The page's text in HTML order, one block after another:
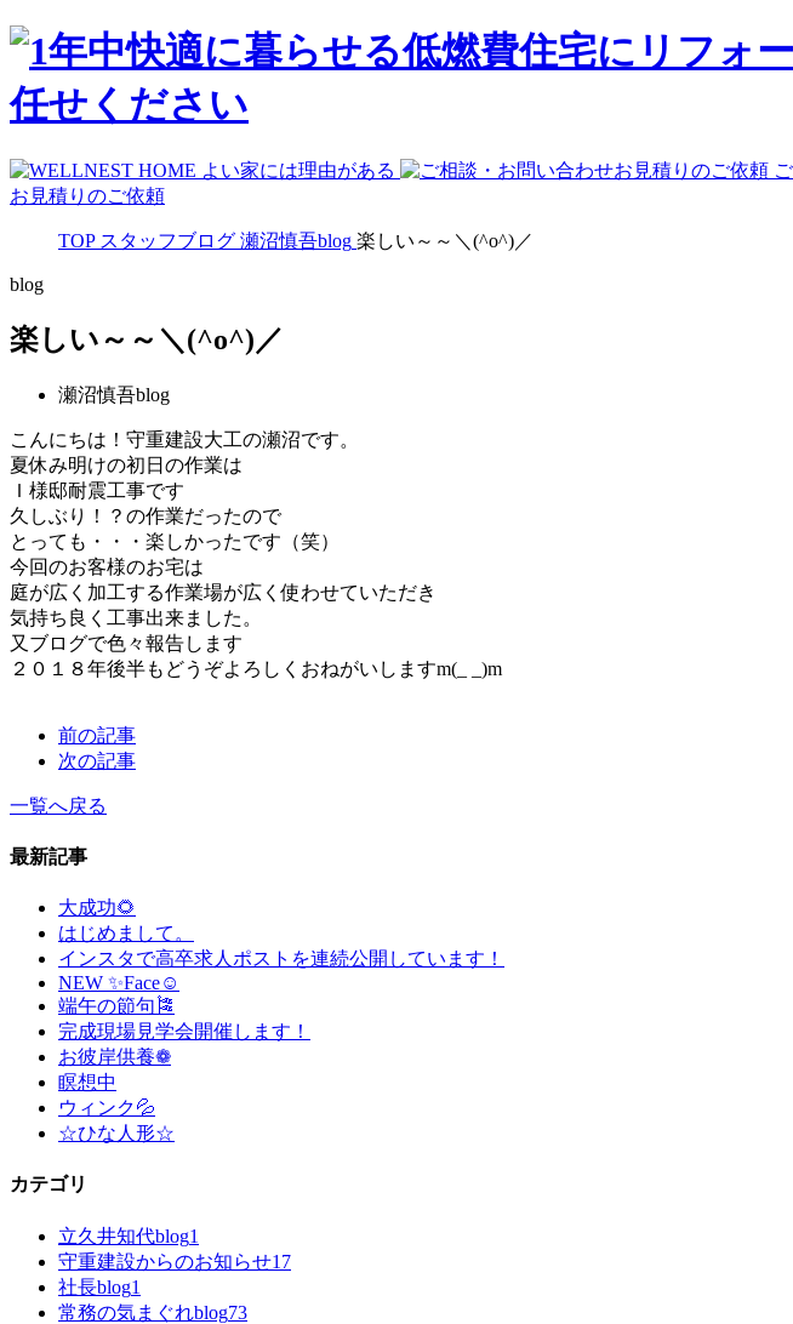
お見積りのご依頼
TOP スタッフブログ 瀬沼慎吾blog 楽しい～～＼(^o^)／
blog
楽しい～～＼(^o^)／
瀬沼慎吾blog
こんにちは！守重建設大工の瀬沼です。
夏休み明けの初日の作業は
Ｉ様邸耐震工事です
久しぶり！？の作業だったので
とっても・・・楽しかったです（笑）
今回のお客様のお宅は
庭が広く加工する作業場が広く使わせていただき
気持ち良く工事出来ました。
又ブログで色々報告します
２０１８年後半もどうぞよろしくおねがいしますm(_ _)m
前の記事
次の記事
一覧へ戻る
最新記事
大成功🌻
はじめまして。
インスタで高卒求人ポストを連続公開しています！
NEW ✨Face☺
端午の節句🎏
完成現場見学会開催します！
お彼岸供養❁
瞑想中
ウィンク💦
☆ひな人形☆
カテゴリ
立久井知代blog1
守重建設からのお知らせ17
社長blog1
常務の気まぐれblog73